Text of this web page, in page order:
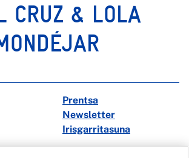
CRUZ & LOLA
Prentsa
Newsletter
Irisgarritasuna